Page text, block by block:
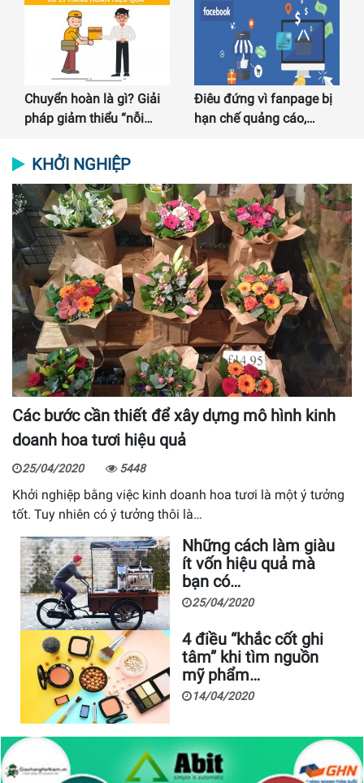
Chuyển hoàn là gì? Giải
pháp giảm thiểu “nỗi…
Điêu đứng vì fanpage bị
hạn chế quảng cáo,…
KHỞI NGHIỆP
Các bước cần thiết để xây dựng mô hình kinh
doanh hoa tươi hiệu quả
25/04/2020 5448
Khởi nghiệp bằng việc kinh doanh hoa tươi là một ý tưởng
tốt. Tuy nhiên có ý tưởng thôi là…
Những cách làm giàu
ít vốn hiệu quả mà
bạn có…
25/04/2020
4 điều “khắc cốt ghi
tâm” khi tìm nguồn
mỹ phẩm…
14/04/2020